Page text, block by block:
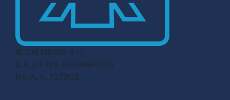
© CN MEDIA S.r.l.
C.F. e P.IVA 04998911210
R.E.A. n. 727803